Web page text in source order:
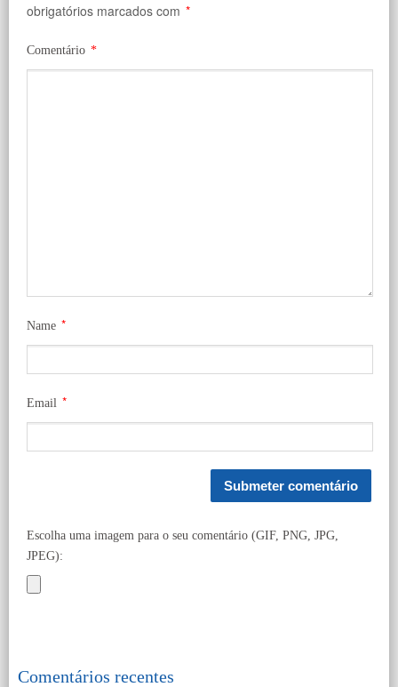
obrigatórios marcados com *
Comentário *
Name *
Email *
Escolha uma imagem para o seu comentário (GIF, PNG, JPG,
JPEG):
Comentários recentes